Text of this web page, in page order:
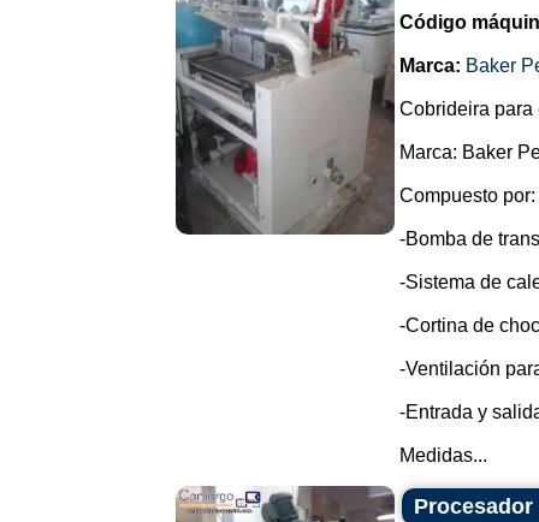
Código
Marca: Baker
Cobrideira para
Marca: Baker
Compuesto por:
-Bomba de
-Sistema de
-Cortina de
-Ventilación
-Entrada y
Medidas...
Procesador